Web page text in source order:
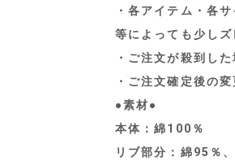
・各アイテム・各
等によっても少し
・ご注文が殺到し
・ご注文確定後の
●素材●
本体：綿100％
リブ部分：綿95％